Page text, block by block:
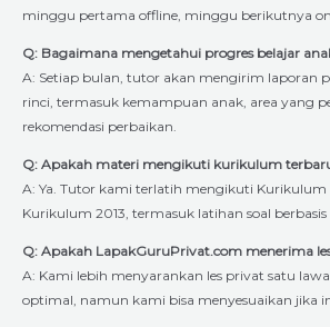
minggu pertama offline, minggu berikutnya
Q: Bagaimana mengetahui progres belajar
A: Setiap bulan, tutor akan mengirim laporan
rinci, termasuk kemampuan anak, area yang
rekomendasi perbaikan.
Q: Apakah materi mengikuti kurikulum
A: Ya. Tutor kami terlatih mengikuti Kurikulum
Kurikulum 2013, termasuk latihan soal berbasis
Q: Apakah LapakGuruPrivat.com menerima
A: Kami lebih menyarankan les privat satu
optimal, namun kami bisa menyesuaikan jika